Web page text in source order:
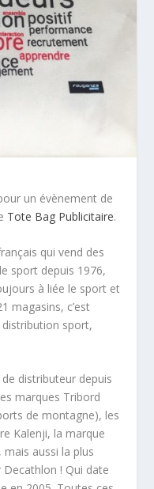
un évènement de
Tote Bag Publicitaire.
qui vend des
sport depuis 1976,
à liée le sport et
magasins, c’est
distribution sport,
distributeur depuis
marques Tribord
de montagne), les
Kalenji, la marque
aussi la plus
! Qui date